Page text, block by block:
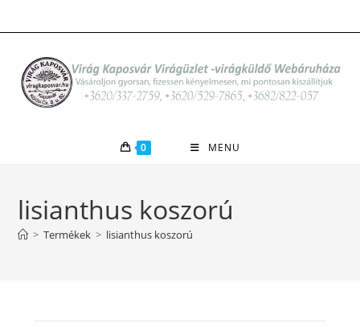
to
0 MENU
lisianthus koszorú
> Termékek > lisianthus koszorú